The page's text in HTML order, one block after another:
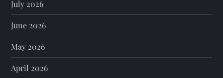
July 2026
June 2026
May 2026
April 2026